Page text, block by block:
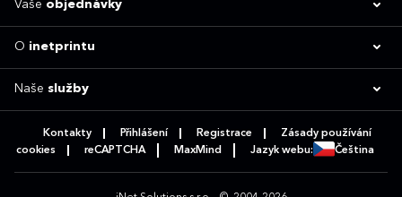
Vaše objednávky
O inetprintu
Naše služby
Kontakty Přihlášení Registrace
Zásady používání
cookies
reCAPTCHA MaxMind Jazyk webu: Čeština